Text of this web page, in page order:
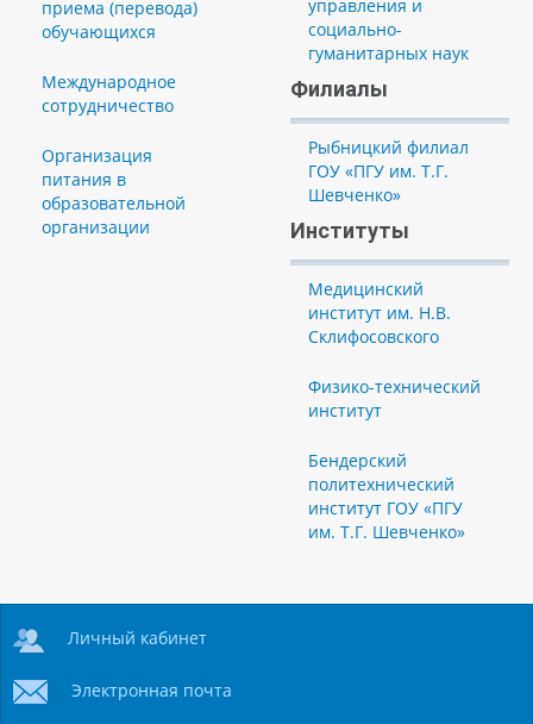
приема (перевода)
обучающихся
Международное
сотрудничество
Организация
питания в
образовательной
организации
управления и
социально-
гуманитарных наук
Филиалы
Рыбницкий филиал
ГОУ «ПГУ им. Т.Г.
Шевченко»
Институты
Медицинский
институт им. Н.В.
Склифосовского
Физико-технический
институт
Бендерский
политехнический
институт ГОУ «ПГУ
им. Т.Г. Шевченко»
Личный кабинет
Электронная почта